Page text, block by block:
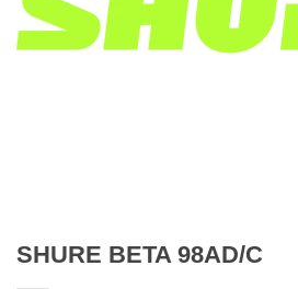
SHURE BETA 98AD/C